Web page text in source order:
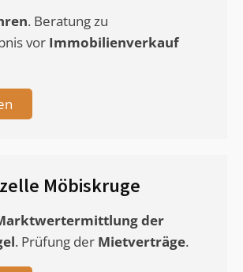
. Beratung zu
vor Immobilienverkauf
Möbiskruge
der
. Prüfung der Mietverträge.